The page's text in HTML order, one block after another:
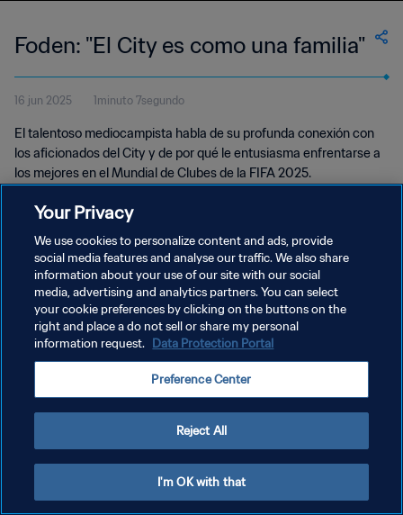
Foden: "El City es como una familia"
16 jun 2025 1minuto 7segundo
El talentoso mediocampista habla de su profunda conexión con
los aficionados del City y de por qué le entusiasma enfrentarse a
los mejores en el Mundial de Clubes de la FIFA 2025.
POLÍTICA DE PRIVACIDAD
TÉRMINOS DE SERVICIO
AJUSTAR LA CONFIGURACIÓN DE LAS COOKIES
Copyright © 1994 - 2026 FIFA. Todos los derechos reservados.
Your Privacy
We use cookies to personalize content and ads, provide
social media features and analyse our traffic. We also share
information about your use of our site with our social
media, advertising and analytics partners. You can select
your cookie preferences by clicking on the buttons on the
right and place a do not sell or share my personal
information request. Data Protection Portal
Preference Center
Reject All
I'm OK with that